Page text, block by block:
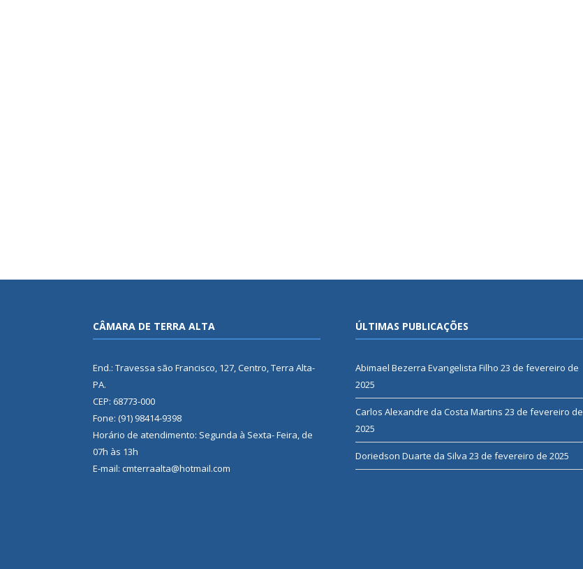
CÂMARA DE TERRA ALTA
End.: Travessa são Francisco, 127, Centro, Terra Alta-
PA.
CEP: 68773-000
Fone: (91) 98414-9398
Horário de atendimento: Segunda à Sexta- Feira, de
07h às 13h
E-mail: cmterraalta@hotmail.com
ÚLTIMAS PUBLICAÇÕES
Abimael Bezerra Evangelista Filho 23 de fevereiro de
2025
Carlos Alexandre da Costa Martins 23 de fevereiro de
2025
Doriedson Duarte da Silva 23 de fevereiro de 2025